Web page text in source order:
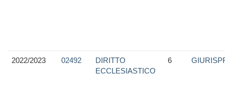
2022/2023 02492
DIRITTO
ECCLESIASTICO
6